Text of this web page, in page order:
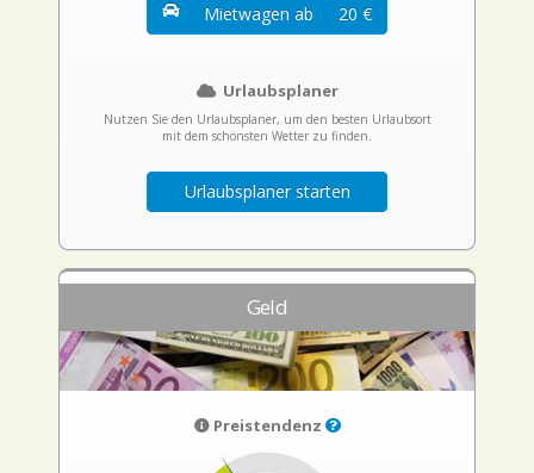
Mietwagen ab 20 €
Urlaubsplaner
Nutzen Sie den Urlaubsplaner, um den besten Urlaubsort
mit dem schönsten Wetter zu finden.
Urlaubsplaner starten
Geld
Preistendenz